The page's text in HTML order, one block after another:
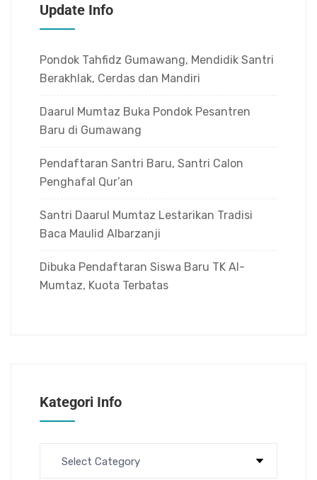
Update Info
Pondok Tahfidz Gumawang, Mendidik Santri
Berakhlak, Cerdas dan Mandiri
Daarul Mumtaz Buka Pondok Pesantren
Baru di Gumawang
Pendaftaran Santri Baru, Santri Calon
Penghafal Qur’an
Santri Daarul Mumtaz Lestarikan Tradisi
Baca Maulid Albarzanji
Dibuka Pendaftaran Siswa Baru TK Al-
Mumtaz, Kuota Terbatas
Kategori Info